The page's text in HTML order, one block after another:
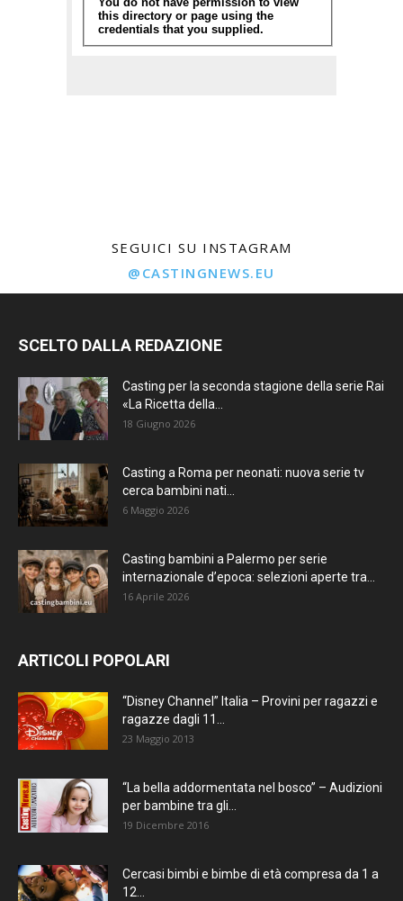
SEGUICI SU INSTAGRAM
@CASTINGNEWS.EU
SCELTO DALLA REDAZIONE
Casting per la seconda stagione della serie Rai
«La Ricetta della...
18 Giugno 2026
Casting a Roma per neonati: nuova serie tv
cerca bambini nati...
6 Maggio 2026
Casting bambini a Palermo per serie
internazionale d’epoca: selezioni aperte tra...
16 Aprile 2026
ARTICOLI POPOLARI
“Disney Channel” Italia – Provini per ragazzi e
ragazze dagli 11...
23 Maggio 2013
“La bella addormentata nel bosco” – Audizioni
per bambine tra gli...
19 Dicembre 2016
Cercasi bimbi e bimbe di età compresa da 1 a
12...